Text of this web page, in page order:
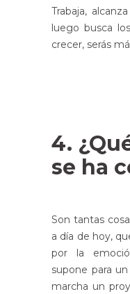
Trabaja,
luego busca
crecer, serás
4.
se ha
Son tantas
a día de hoy,
por la
supone para
marcha un